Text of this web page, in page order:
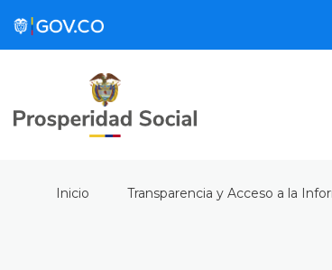
Inicio Transparencia y Acceso a la